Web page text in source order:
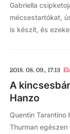
Gabriella
mécsestartókat,
is készít, és
2018. 08. 09., 17:13
A
Hanzo
Quentin Tarantino
Thurman